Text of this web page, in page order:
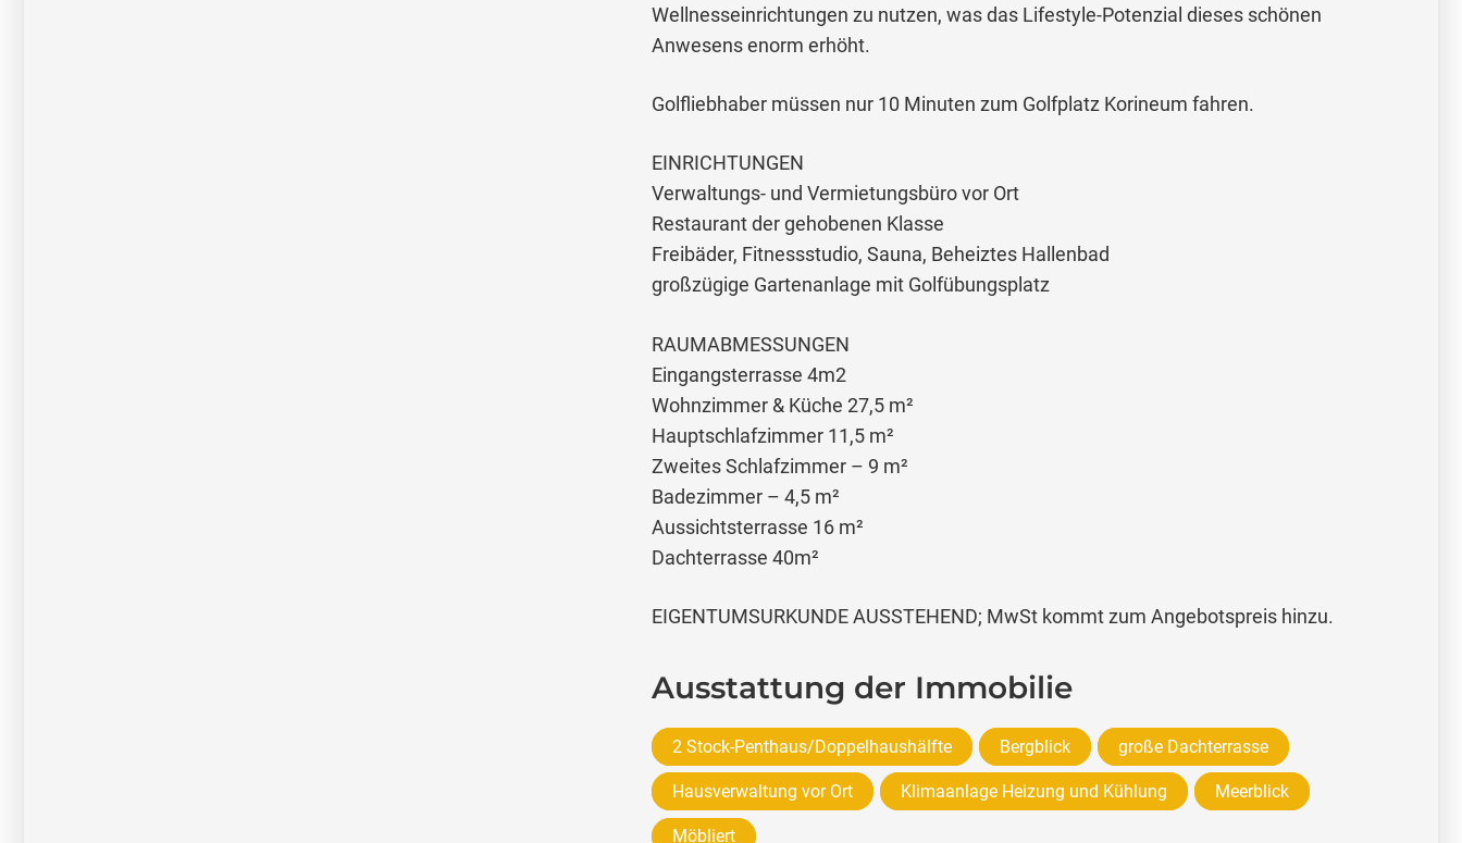
Wellnesseinrichtungen zu nutzen, was das Lifestyle-Potenzial dieses schönen
Anwesens enorm erhöht.
Golfliebhaber müssen nur 10 Minuten zum Golfplatz Korineum fahren.
EINRICHTUNGEN
Verwaltungs- und Vermietungsbüro vor Ort
Restaurant der gehobenen Klasse
Freibäder, Fitnessstudio, Sauna, Beheiztes Hallenbad
großzügige Gartenanlage mit Golfübungsplatz
RAUMABMESSUNGEN
Eingangsterrasse 4m2
Wohnzimmer & Küche 27,5 m²
Hauptschlafzimmer 11,5 m²
Zweites Schlafzimmer – 9 m²
Badezimmer – 4,5 m²
Aussichtsterrasse 16 m²
Dachterrasse 40m²
EIGENTUMSURKUNDE AUSSTEHEND; MwSt kommt zum Angebotspreis hinzu.
Ausstattung der Immobilie
2 Stock-Penthaus/Doppelhaushälfte Bergblick große Dachterrasse
Hausverwaltung vor Ort Klimaanlage Heizung und Kühlung Meerblick
Möbliert